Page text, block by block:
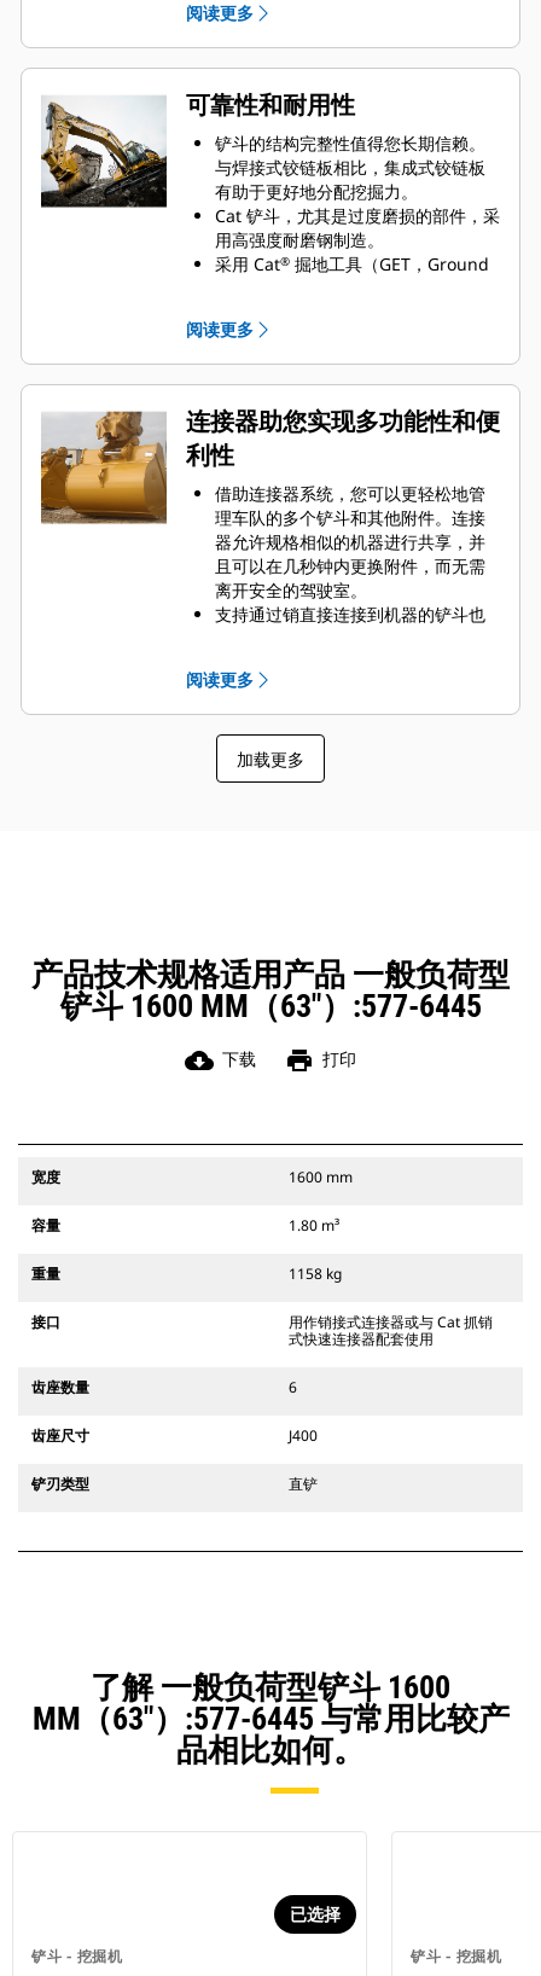
可以快速铲挖物料，提高了机器的整
体工作效率。
您可在更短的时间内装载更多的物
料。铲斗形状和侧挡板精心设计而
成，让您每次装载都可将大部分物料
保留在铲斗内。
阅读更多
可靠性和耐用性
铲斗的结构完整性值得您长期信赖。
与焊接式铰链板相比，集成式铰链板
有助于更好地分配挖掘力。
Cat 铲斗，尤其是过度磨损的部件，采
用高强度耐磨钢制造。
采用 Cat® 掘地工具（GET，Ground
助于保护铲斗中最常接触和穿过物料
的部件。
通过为您的铲斗和应用组合选择合适
的 GET 来降低维护成本。
铲斗齿尖提供多种选择，确保适合您
的具体应用。无论您需要获得平整的
挖掘底面还是挖掘坚硬的磨蚀性物
料，总有一款齿尖解决方案适合您。
阅读更多
连接器助您实现多功能性和便
利性
借助连接器系统，您可以更轻松地管
理车队的多个铲斗和其他附件。连接
器允许规格相似的机器进行共享，并
且可以在几秒钟内更换附件，而无需
离开安全的驾驶室。
支持通过销直接连接到机器的铲斗也
能铲斗配有可优化挖掘力的凹销，当
与 Cat 抓销式快速连接器配套使用
时，可加速铲斗工作循环。
此外，Cat 抓销式快速连接器还允许操
作员反向连接铲斗，从而更容易地对
此外，还提供挖渠宽度连接器。
与 CW 专用连接器系统兼容的附件采
用固定式快速连接器铰接件。CW 专用
连接器采用楔式锁定系统，确保始终
稳固地连接附件。
CW 专用连接器适用于所有履带式挖掘
阅读更多
加载更多
产品技术规格适用产品 一般负荷型
铲斗 1600 MM（63"）:577-6445
cloud_download 下载 print 打印
宽度 1600 mm
容量 1.80 m³
重量 1158 kg
接口
用作销接式连接器或与 Cat 抓销
式快速连接器配套使用
齿座数量 6
齿座尺寸 J400
铲刃类型 直铲
了解 一般负荷型铲斗 1600
MM（63"）:577-6445 与常用比较产
品相比如何。
铲斗 - 挖掘机
已选择
铲斗 - 挖掘机